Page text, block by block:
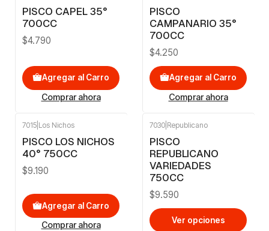
PISCO CAPEL 35°
700CC
$4.790
Agregar al Carro
Comprar ahora
PISCO
CAMPANARIO 35°
700CC
$4.250
Agregar al Carro
Comprar ahora
7015 Los Nichos
PISCO LOS NICHOS
40° 750CC
$9.190
Agregar al Carro
Comprar ahora
7030 Republicano
PISCO
REPUBLICANO
VARIEDADES
750CC
$9.590
Ver opciones